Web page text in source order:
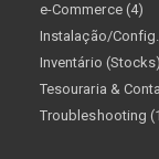
e-Commerce (4)
Instalação/
Inventário
Tesouraria &
Troubleshooting